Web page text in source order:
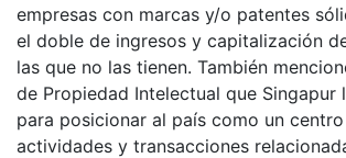
empresas con marcas y/o patentes
el doble de ingresos y capitalización
las que no las tienen. También
de Propiedad Intelectual que Singapur
para posicionar al país como un
actividades y transacciones